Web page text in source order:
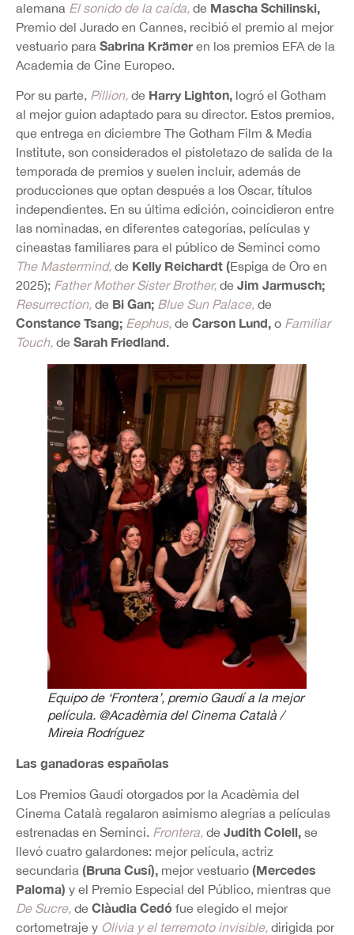
alemana El sonido de la caída, de Mascha Schilinski,
Premio del Jurado en Cannes, recibió el premio al mejor
vestuario para Sabrina Krämeren los premios EFA de la
Academia de Cine Europeo.
Por su parte, Pillion, de Harry Lighton, logró el Gotham
al mejor guion adaptado para su director. Estos premios,
que entrega en diciembre The Gotham Film & Media
Institute, son considerados el pistoletazo de salida de la
temporada de premios y suelen incluir, además de
producciones que optan después a los Oscar, títulos
independientes. En su última edición, coincidieron entre
las nominadas, en diferentes categorías, películas y
cineastas familiares para el público de Seminci como
The Mastermind, de Kelly Reichardt (Espiga de Oro en
2025); Father Mother Sister Brother, de Jim Jarmusch;
Resurrection, de Bi Gan; Blue Sun Palace, de
Constance Tsang; Eephus, de Carson Lund, o Familiar
Touch, de Sarah Friedland.
Equipo de ‘Frontera’, premio Gaudí a la mejor
película. @Acadèmia del Cinema Català /
Mireia Rodríguez
Las ganadoras españolas
Los Premios Gaudí otorgados por la Acadèmia del
Cinema Català regalaron asimismo alegrías a películas
estrenadas en Seminci. Frontera, de Judith Colell, se
llevó cuatro galardones: mejor película, actriz
secundaria (Bruna Cusí), mejor vestuario (Mercedes
Paloma) y el Premio Especial del Público, mientras que
De Sucre, de Clàudia Cedó fue elegido el mejor
cortometraje y Olivia y el terremoto invisible, dirigida por